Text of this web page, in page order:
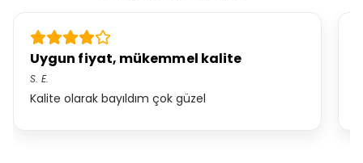
Uygun fiyat, mükemmel kalite
S. E.
Kalite olarak bayıldım çok güzel